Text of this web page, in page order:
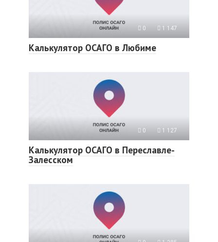
0 1 147
Калькулятор ОСАГО в Любиме
0 1 127
Калькулятор ОСАГО в Переславле-
Залесском